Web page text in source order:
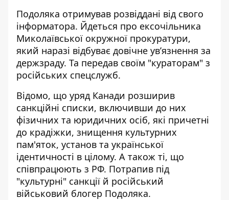
Подоляка отримував розвіддані від свого
інформатора. Йдеться про ексочільника
Миколаївської окружної прокуратури,
який наразі відбуває довічне ув’язнення за
держзраду. Та передав своїм "кураторам" з
російських спецслужб.
Відомо, що уряд Канади розширив
санкційні списки, включивши до них
фізичних та юридичних осіб, які причетні
до крадіжки, знищення культурних
пам'яток, установ та української
ідентичності в цілому. А також ті, що
співпрацюють з РФ. Потрапив під
"культурні" санкції й російський
військовий блогер Подоляка.